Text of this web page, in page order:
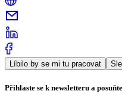
Líbilo by se mi tu pracovat
Přihlaste se k newsletteru a